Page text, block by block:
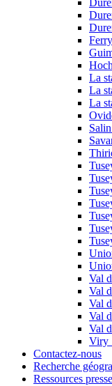
La
La
La
Val
Val
Val
Val
Val
Viry
Contactez-nous
Recherche
Ressources presse